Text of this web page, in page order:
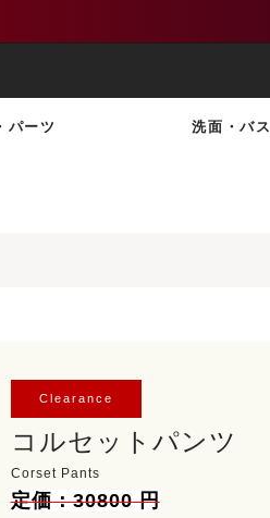
パーツ 洗面・バス
Clearance
コルセットパンツ
Corset Pants
定価：30800 円